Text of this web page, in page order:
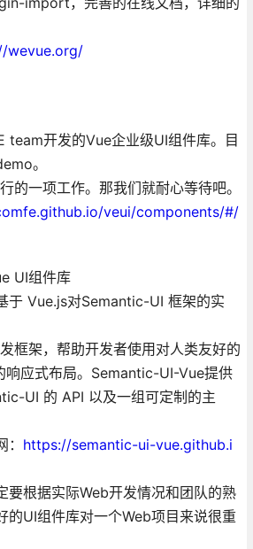
wevue.org/
team开发的Vue企业级UI组件库。目
。
的一项工作。那我们就耐心等待吧。
veui/components/#/
UI组件库
于 Vue.js对Semantic-UI 框架的实
框架，帮助开发者使用对人类友好的
响应式布局。Semantic-UI-Vue提供
UI 的 API 以及一组可定制的主
https://semantic-ui-vue.github.i
要根据实际Web开发情况和团队的熟
的UI组件库对一个Web项目来说很重